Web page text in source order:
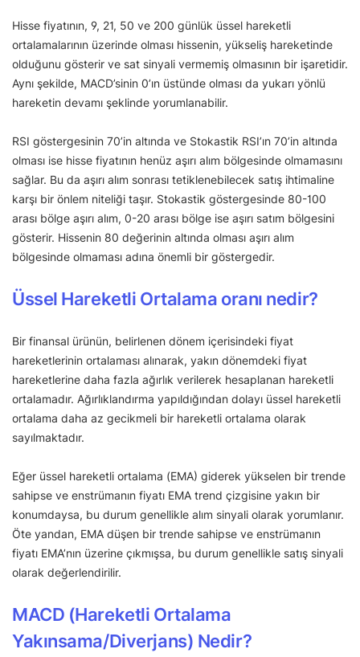
Hisse fiyatının, 9, 21, 50 ve 200 günlük üssel hareketli
ortalamalarının üzerinde olması hissenin, yükseliş hareketinde
olduğunu gösterir ve sat sinyali vermemiş olmasının bir işaretidir.
Aynı şekilde, MACD’sinin 0’ın üstünde olması da yukarı yönlü
hareketin devamı şeklinde yorumlanabilir.
RSI göstergesinin 70’in altında ve Stokastik RSI’ın 70’in altında
olması ise hisse fiyatının henüz aşırı alım bölgesinde olmamasını
sağlar. Bu da aşırı alım sonrası tetiklenebilecek satış ihtimaline
karşı bir önlem niteliği taşır. Stokastik göstergesinde 80-100
arası bölge aşırı alım, 0-20 arası bölge ise aşırı satım bölgesini
gösterir. Hissenin 80 değerinin altında olması aşırı alım
bölgesinde olmaması adına önemli bir göstergedir.
Üssel Hareketli Ortalama oranı nedir?
Bir finansal ürünün, belirlenen dönem içerisindeki fiyat
hareketlerinin ortalaması alınarak, yakın dönemdeki fiyat
hareketlerine daha fazla ağırlık verilerek hesaplanan hareketli
ortalamadır. Ağırlıklandırma yapıldığından dolayı üssel hareketli
ortalama daha az gecikmeli bir hareketli ortalama olarak
sayılmaktadır.
Eğer üssel hareketli ortalama (EMA) giderek yükselen bir trende
sahipse ve enstrümanın fiyatı EMA trend çizgisine yakın bir
konumdaysa, bu durum genellikle alım sinyali olarak yorumlanır.
Öte yandan, EMA düşen bir trende sahipse ve enstrümanın
fiyatı EMA’nın üzerine çıkmışsa, bu durum genellikle satış sinyali
olarak değerlendirilir.
MACD (Hareketli Ortalama
Yakınsama/Diverjans) Nedir?